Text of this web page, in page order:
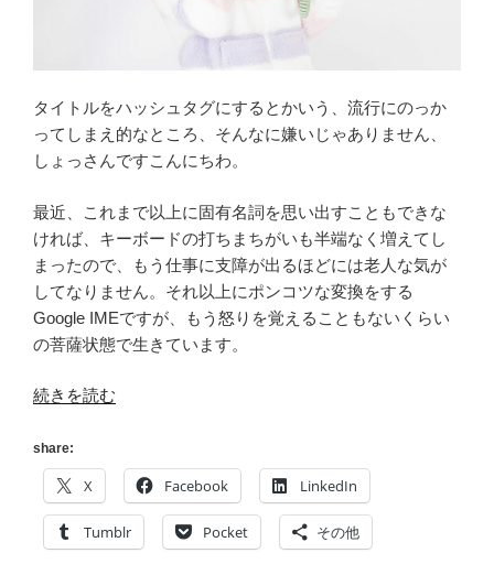
タイトルをハッシュタグにするとかいう、流行にのっか
ってしまえ的なところ、そんなに嫌いじゃありません、
しょっさんですこんにちわ。
最近、これまで以上に固有名詞を思い出すこともできな
ければ、キーボードの打ちまちがいも半端なく増えてし
まったので、もう仕事に支障が出るほどには老人な気が
してなりません。それ以上にポンコツな変換をする
Google IMEですが、もう怒りを覚えることもないくらい
の菩薩状態で生きています。
“[GW4
目]
平
を
続きを読む
share:
X Facebook LinkedIn
Tumblr Pocket その他